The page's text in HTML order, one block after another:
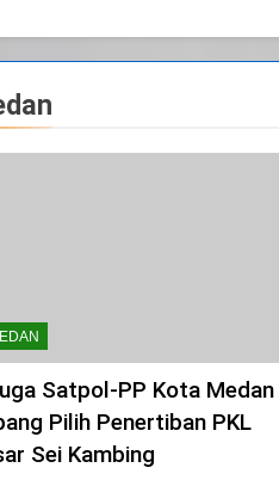
Satpol-PP Kota Medan
Pilih Penertiban PKL
Sei Kambing